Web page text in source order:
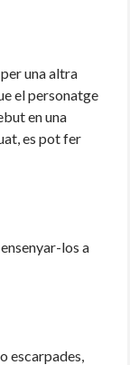
una altra
el personatge
en una
es pot fer
los a
escarpades,